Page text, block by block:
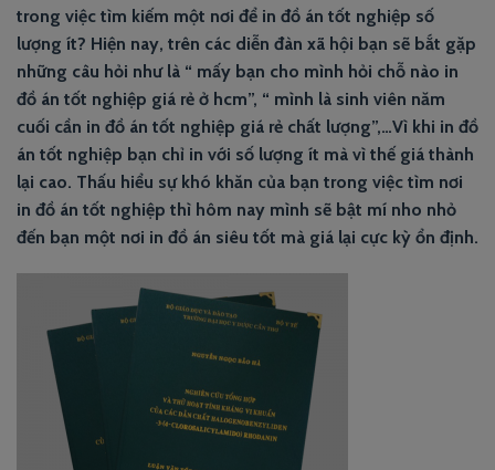
trong việc tìm kiếm một nơi để in đồ án tốt nghiệp số
lượng ít? Hiện nay, trên các diễn đàn xã hội bạn sẽ bắt gặp
những câu hỏi như là “ mấy bạn cho mình hỏi chỗ nào in
đồ án tốt nghiệp giá rẻ ở hcm”, “ mình là sinh viên năm
cuối cần in đồ án tốt nghiệp giá rẻ chất lượng”,…Vì khi in đồ
án tốt nghiệp bạn chỉ in với số lượng ít mà vì thế giá thành
lại cao. Thấu hiểu sự khó khăn của bạn trong việc tìm nơi
in đồ án tốt nghiệp thì hôm nay mình sẽ bật mí nho nhỏ
đến bạn một nơi in đồ án siêu tốt mà giá lại cực kỳ ổn định.